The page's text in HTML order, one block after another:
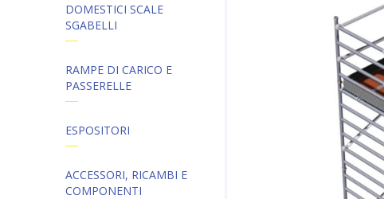
DOMESTICI SCALE
SGABELLI
RAMPE DI CARICO E
PASSERELLE
ESPOSITORI
ACCESSORI, RICAMBI E
COMPONENTI